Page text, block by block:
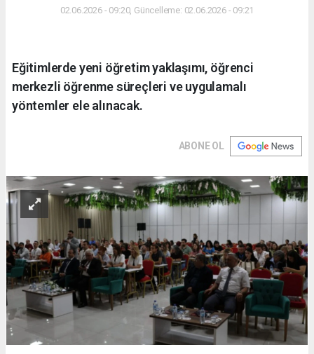
02.06.2026 - 09:20, Güncelleme: 02.06.2026 - 09:21
Eğitimlerde yeni öğretim yaklaşımı, öğrenci
merkezli öğrenme süreçleri ve uygulamalı
yöntemler ele alınacak.
ABONE OL